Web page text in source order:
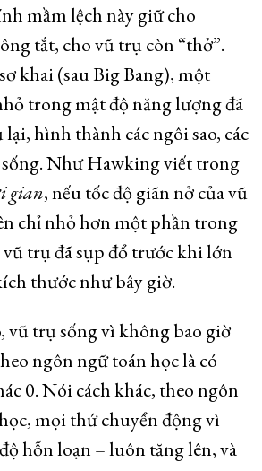
mầm lệch này giữ cho
tắt, cho vũ trụ còn “thở”.
khai (sau Big Bang), một
trong mật độ năng lượng đã
hình thành các ngôi sao, các
Như Hawking viết trong
gian, nếu tốc độ giãn nở của vũ
chỉ nhỏ hơn một phần trong
trụ đã sụp đổ trước khi lớn
thước như bây giờ.
vũ trụ sống vì không bao giờ
ngôn ngữ toán học là có
0. Nói cách khác, theo ngôn
mọi thứ chuyển động vì
hỗn loạn – luôn tăng lên, và